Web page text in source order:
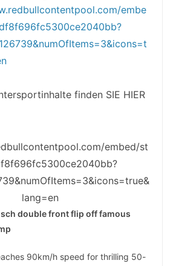
embe
finden SIE HIER
embed/st
lang=en
double front flip off famous
90km/h speed for thrilling 50-